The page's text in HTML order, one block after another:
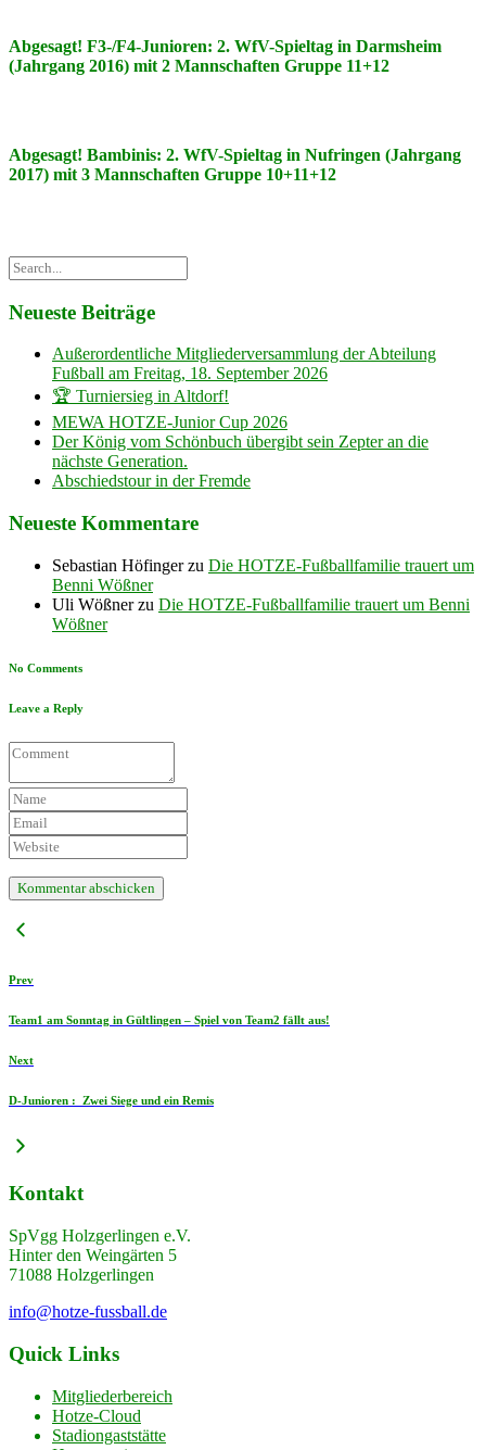
Abgesagt! F3-/F4-Junioren: 2. WfV-Spieltag in Darmsheim
(Jahrgang 2016) mit 2 Mannschaften Gruppe 11+12
Abgesagt! Bambinis: 2. WfV-Spieltag in Nufringen (Jahrgang
2017) mit 3 Mannschaften Gruppe 10+11+12
Neueste Beiträge
Außerordentliche Mitgliederversammlung der Abteilung
Fußball am Freitag, 18. September 2026
🏆 Turniersieg in Altdorf!
MEWA HOTZE-Junior Cup 2026
Der König vom Schönbuch übergibt sein Zepter an die
nächste Generation.
Abschiedstour in der Fremde
Neueste Kommentare
Sebastian Höfingerzu Die HOTZE-Fußballfamilie trauert um
Benni Wößner
Uli Wößnerzu Die HOTZE-Fußballfamilie trauert um Benni
Wößner
No Comments
Leave a Reply
Prev
Team1 am Sonntag in Gültlingen – Spiel von Team2 fällt aus!
Next
D-Junioren : Zwei Siege und ein Remis
Kontakt
SpVgg Holzgerlingen e.V.
Hinter den Weingärten 5
71088 Holzgerlingen
info@hotze-fussball.de
Quick Links
Mitgliederbereich
Hotze-Cloud
Stadiongaststätte